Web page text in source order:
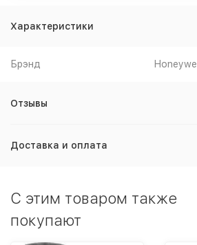
Характеристики
Брэнд Honeywell
Отзывы
Доставка и оплата
C этим товаром также
покупают